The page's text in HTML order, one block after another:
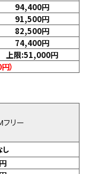
94,400円
91,500円
82,500円
74,400円
上限:51,000円
）
リー
し